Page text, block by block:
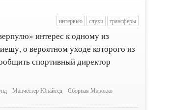
интервью слухи трансферы
интерес к одному из
о вероятном уходе которого из
спортивный директор
Манчестер Юнайтед
Сборная Марокко